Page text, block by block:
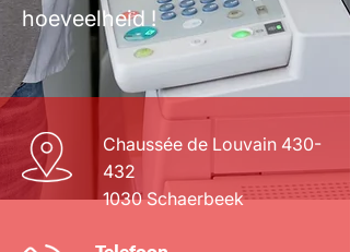
hoeveelheid !
Chaussée de Louvain 430-
432
1030 Schaerbeek